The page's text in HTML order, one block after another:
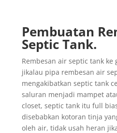
Pembuatan
Septic Tank.
Rembesan air septic tank ke
jikalau pipa rembesan air
mengakibatkan septic tank
saluran menjadi mampet
closet, septic tank itu full
disebabkan kotoran tinja
oleh air, tidak usah heran